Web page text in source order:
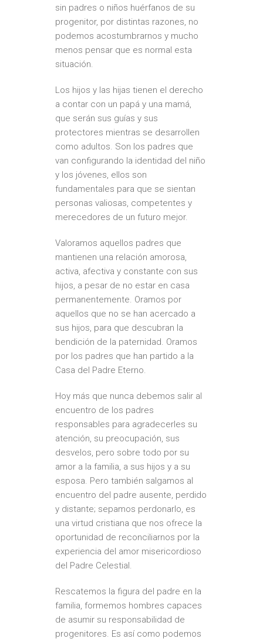
sin padres o niños huérfanos de su
progenitor, por distintas razones, no
podemos acostumbrarnos y mucho
menos pensar que es normal esta
situación.
Los hijos y las hijas tienen el derecho
a contar con un papá y una mamá,
que serán sus guías y sus
protectores mientras se desarrollen
como adultos. Son los padres que
van configurando la identidad del niño
y los jóvenes, ellos son
fundamentales para que se sientan
personas valiosas, competentes y
merecedores de un futuro mejor.
Valoramos aquellos padres que
mantienen una relación amorosa,
activa, afectiva y constante con sus
hijos, a pesar de no estar en casa
permanentemente. Oramos por
aquellos que no se han acercado a
sus hijos, para que descubran la
bendición de la paternidad. Oramos
por los padres que han partido a la
Casa del Padre Eterno.
Hoy más que nunca debemos salir al
encuentro de los padres
responsables para agradecerles su
atención, su preocupación, sus
desvelos, pero sobre todo por su
amor a la familia, a sus hijos y a su
esposa. Pero también salgamos al
encuentro del padre ausente, perdido
y distante; sepamos perdonarlo, es
una virtud cristiana que nos ofrece la
oportunidad de reconciliarnos por la
experiencia del amor misericordioso
del Padre Celestial.
Rescatemos la figura del padre en la
familia, formemos hombres capaces
de asumir su responsabilidad de
progenitores. Es así como podemos